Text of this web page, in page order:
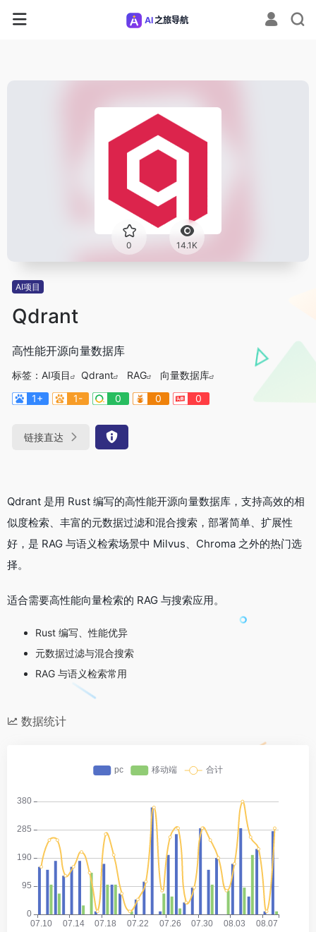
0 14.1K
AI项目
Qdrant
高性能开源向量数据库
标签： AI项目 Qdrant RAG
向量数据库
1+
1- 0 0 0
链接直达
Qdrant 是用 Rust 编写的高性能开源向量数据库，支持高效的相
似度检索、丰富的元数据过滤和混合搜索，部署简单、扩展性
好，是 RAG 与语义检索场景中 Milvus、Chroma 之外的热门选
择。
适合需要高性能向量检索的 RAG 与搜索应用。
Rust 编写、性能优异
元数据过滤与混合搜索
RAG 与语义检索常用
数据统计